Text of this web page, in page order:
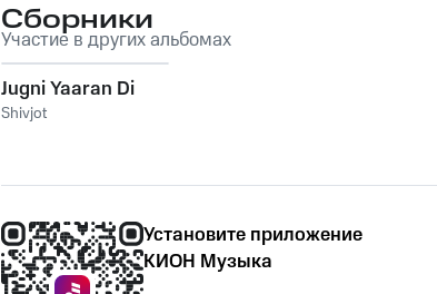
Сборники
Участие в других альбомах
Jugni Yaaran Di
Shivjot
Установите приложение
КИОН Музыка